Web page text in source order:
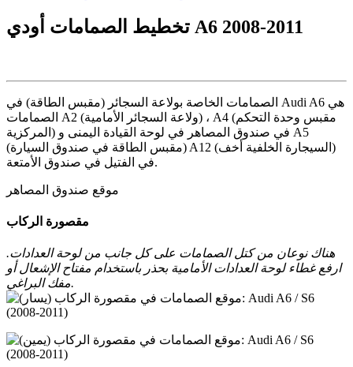
تخطيط الصمامات أودي A6 2008-2011
الصمامات الخاصة بولاعة السجائر (مقبس الطاقة) في Audi A6 هي
الصمامات A2 (ولاعة السجائر الأمامية) ، A4 (مقبس وحدة التحكم
المركزية) في صندوق المصاهر في لوحة القيادة اليمنى و A5
(مقبس الطاقة في صندوق السيارة) A12 (السيجارة الخلفية أخف)
في الفتيل في صندوق الأمتعة.
موقع صندوق المصاهر
مقصورة الركاب
هناك نوعان من كتل الصمامات على كل جانب من لوحة العدادات.
ارفع غطاء لوحة العدادات الأمامية بحذر باستخدام مفتاح الإشعال أو
مفك البراغي.